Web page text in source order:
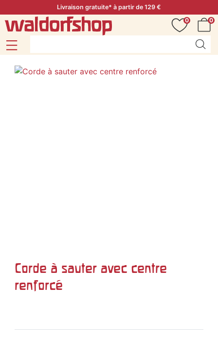
Livraison gratuite* à partir de 129 €
0
0
Corde à sauter avec centre
renforcé